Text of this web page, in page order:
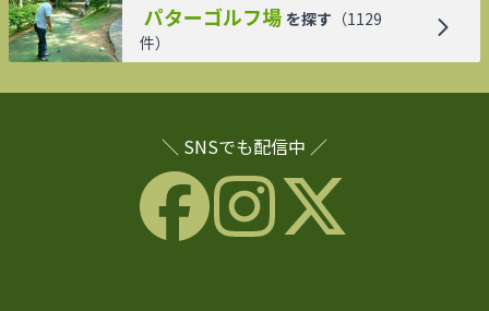
パターゴルフ場 を探す （1129
件）
＼ SNSでも配信中 ／